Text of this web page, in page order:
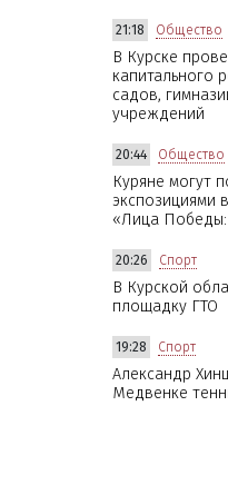
21:18 Общество
В Курске
капитального
садов,
учреждений
20:44 Общество
Куряне могут
экспозициями
«Лица
20:26 Спорт
В Курской
площадку ГТО
19:28 Спорт
Александр
Медвенке